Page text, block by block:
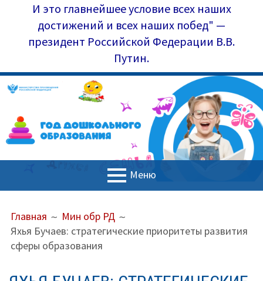
И это главнейшее условие всех наших
достижений и всех наших побед" —
президент Российской Федерации В.В.
Путин.
Меню
МЕНЮ
Управление образования
НА
САЙТЕ
Главная
Мин обр РД
Яхья Бучаев: стратегические приоритеты развития
сферы образования